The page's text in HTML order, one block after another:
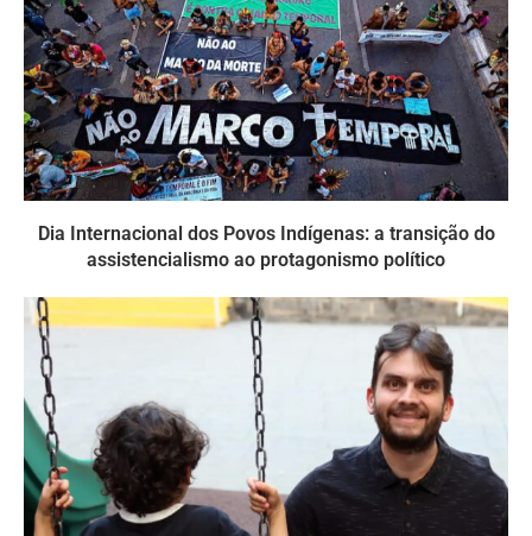
Dia Internacional dos Povos Indígenas: a transição do
assistencialismo ao protagonismo político